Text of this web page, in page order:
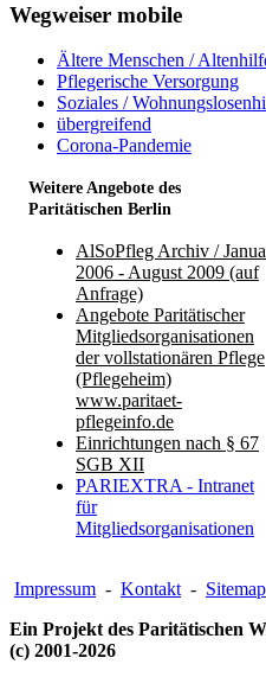
Wegweiser mobile
Ältere Menschen /
Pflegerische Versorgung
Soziales /
übergreifend
Corona-Pandemie
Weitere Angebote des
Paritätischen Berlin
AlSoPfleg Archiv /
2006 - August 2009 (auf
Anfrage)
Angebote Paritätischer
Mitgliedsorganisationen
der vollstationären Pflege
(Pflegeheim)
www.paritaet-
pflegeinfo.de
Einrichtungen nach § 67
SGB XII
PARIEXTRA - Intranet
für
Mitgliedsorganisationen
Impressum - Kontakt - Sitemap
Ein Projekt des Paritätischen
(c) 2001-2026